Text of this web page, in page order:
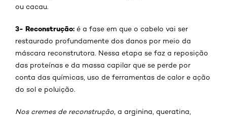
ou cacau.
3- Reconstrução: é a fase em que o cabelo vai ser
restaurado profundamente dos danos por meio da
máscara reconstrutora. Nessa etapa se faz a reposição
das proteínas e da massa capilar que se perde por
conta das químicas, uso de ferramentas de calor e ação
do sol e poluição.
Nos cremes de reconstrução , a arginina, queratina,